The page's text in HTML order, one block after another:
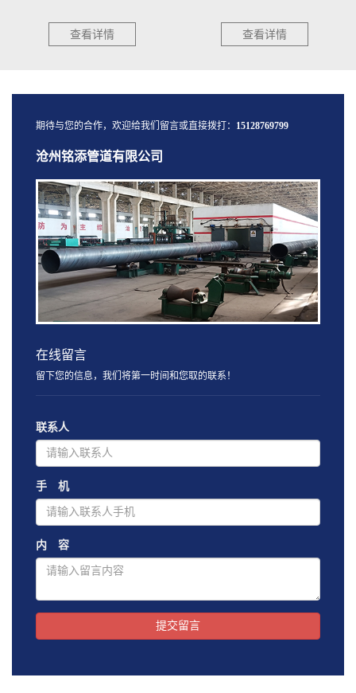
措施后方可焊接：a）气体···
查看详情
表面除锈等级检验,用GB/T···
查看详情
期待与您的合作，欢迎给我们留言或直接拨打： 15128769799
沧州铭添管道有限公司
在线留言
留下您的信息，我们将第一时间和您取的联系！
联系人
手 机
内 容
提交留言